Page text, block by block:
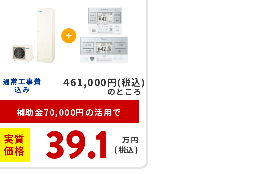
通常工事費
込み
461,000円(税込)
のところ
補助金70,000円の活用で
実質
価格
39.1
万円
(税込)